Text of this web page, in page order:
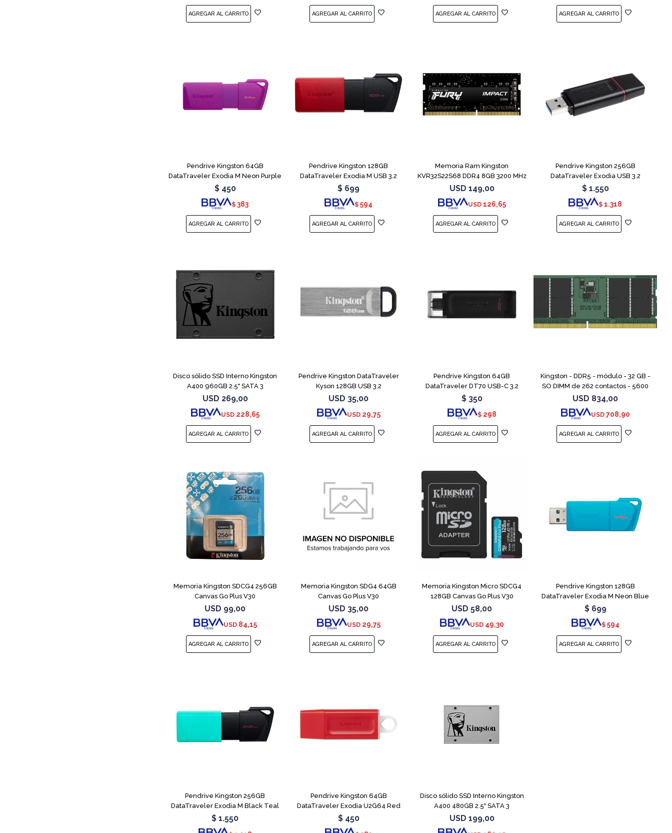
Pendrive Kingston 64GB
DataTraveler Exodia M Neon Purple
$ 450
$ 383
Pendrive Kingston 128GB
DataTraveler Exodia M USB 3.2
$ 699
$ 594
Memoria Ram Kingston
KVR32S22S68 DDR4 8GB 3200 MHz
Sodimm
USD 149,00
USD 126,65
Pendrive Kingston 256GB
DataTraveler Exodia USB 3.2
$ 1.550
$ 1.318
Disco sólido SSD Interno Kingston
A400 960GB 2.5" SATA 3
USD 269,00
USD 228,65
Pendrive Kingston DataTraveler
Kyson 128GB USB 3.2
USD 35,00
USD 29,75
Pendrive Kingston 64GB
DataTraveler DT70 USB-C 3.2
$ 350
$ 298
Kingston - DDR5 - módulo - 32 GB -
SO DIMM de 262 contactos - 5600
MT/s / PC5-44800 - CL46 - 1.1 V -
sin búfer - no ECC
USD 834,00
USD 708,90
Memoria Kingston SDCG4 256GB
Canvas Go Plus V30
USD 99,00
USD 84,15
Memoria Kingston SDG4 64GB
Canvas Go Plus V30
USD 35,00
USD 29,75
Memoria Kingston Micro SDCG4
128GB Canvas Go Plus V30
USD 58,00
USD 49,30
Pendrive Kingston 128GB
DataTraveler Exodia M Neon Blue
$ 699
$ 594
Pendrive Kingston 256GB
DataTraveler Exodia M Black Teal
$ 1.550
Pendrive Kingston 64GB
DataTraveler Exodia U2G64 Red
$ 450
Disco sólido SSD Interno Kingston
A400 480GB 2.5" SATA 3
USD 199,00